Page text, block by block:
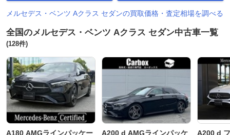
メルセデス・ベンツ Aクラス セダンの買取価格・査定相場を調べる
全国のメルセデス・ベンツ Aクラス セダン中古車一覧
(128件)
A180 AMGラインパッケー A200 d AMGラインパッケ A200 d